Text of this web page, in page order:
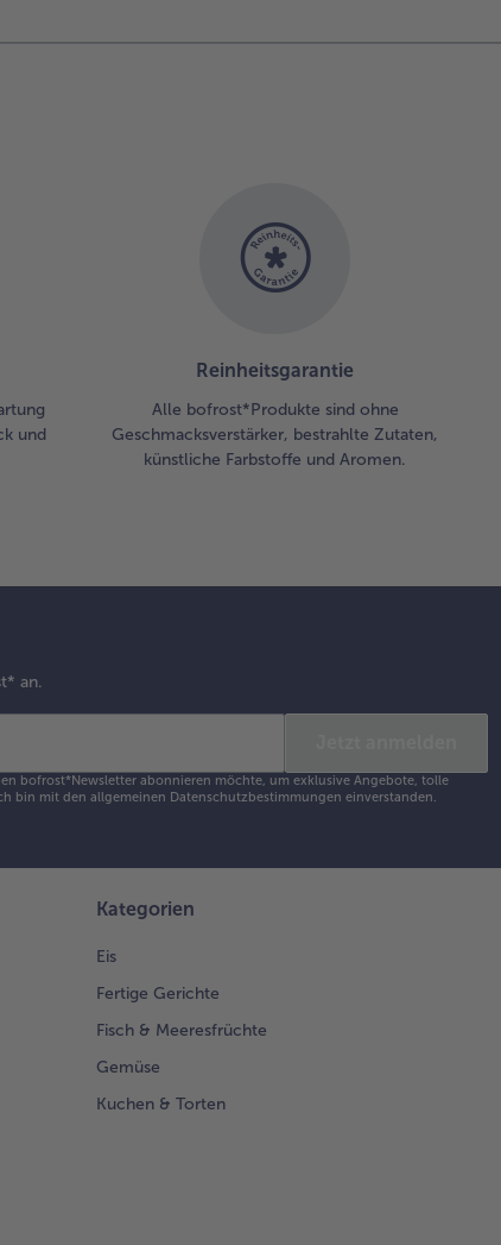
und
Reinheitsgarantie
Alle bofrost*Produkte sind ohne
Geschmacksverstärker, bestrahlte Zutaten,
künstliche Farbstoffe und Aromen.
an.
bofrost*Newsletter abonnieren möchte, um exklusive Angebote, tolle
bin mit den allgemeinen Datenschutzbestimmungen einverstanden.
Kategorien
Eis
Fertige Gerichte
Fisch & Meeresfrüchte
Gemüse
Kuchen & Torten